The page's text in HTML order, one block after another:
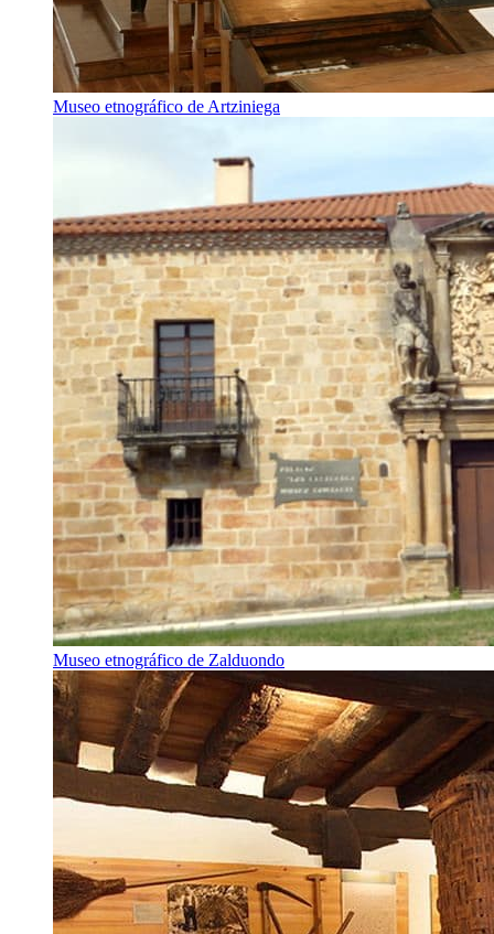
Museo etnográfico de Artziniega
Museo etnográfico de Zalduondo